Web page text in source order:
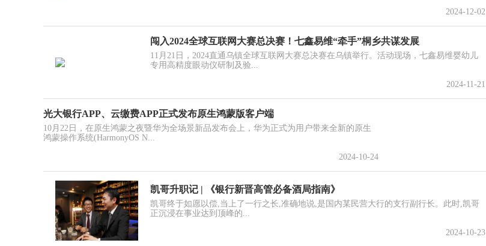
2024-12-02
闯入2024全球互联网大赛总决赛！七鑫易维“牵手”桐乡共谋发展
11月21日，2024直通乌镇全球互联网大赛总决赛在乌镇举行。活动现场，七鑫易维婴幼儿
专用高精度眼动仪研制及验...
2024-11-21
光大银行APP、云缴费APP正式发布原生鸿蒙版客户端
10月22日，在原生鸿蒙之夜暨华为全场景新品发布会上，华为正式为用户带来全新的原生
鸿蒙操作系统(HarmonyOS N...
2024-10-24
凯哥升职记 | 《银行新晋高管必备酒局指南》
凯哥终于如愿以偿,当上了一行之长,准确地说,是国内某民营大行的支行副行长。此时,凯哥
正沉浸在事业达到顶峰的...
2024-10-23